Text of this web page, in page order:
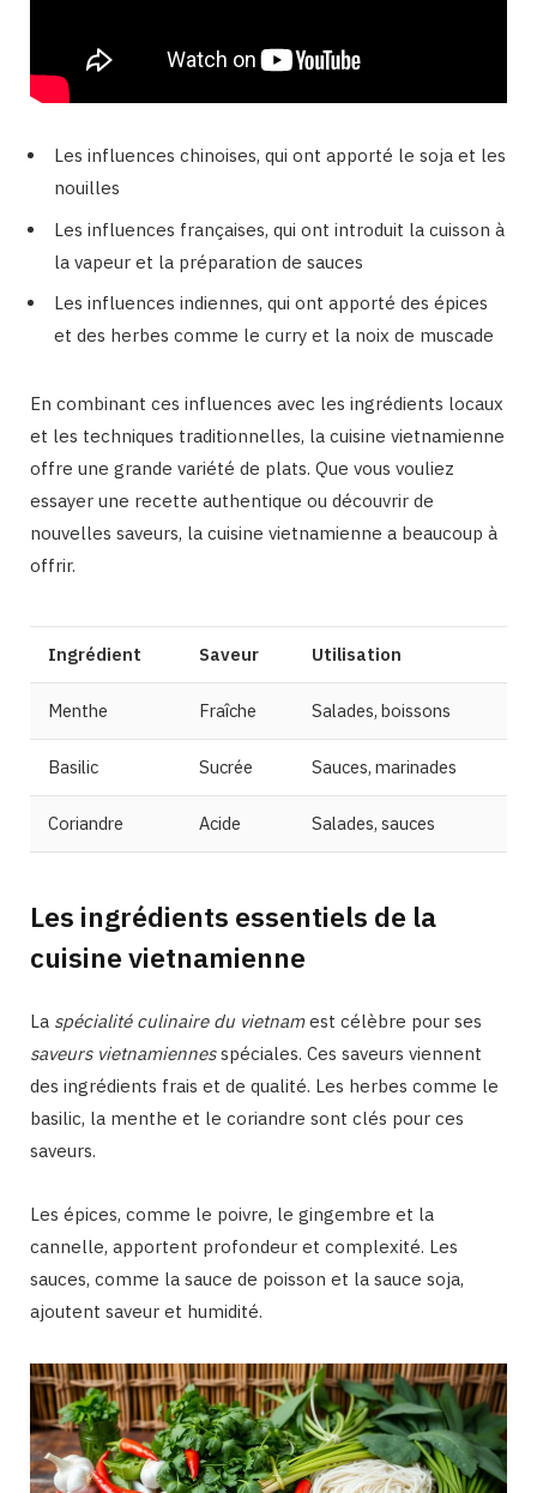
Les influences chinoises, qui ont apporté le soja et les
nouilles
Les influences françaises, qui ont introduit la cuisson à
la vapeur et la préparation de sauces
Les influences indiennes, qui ont apporté des épices
et des herbes comme le curry et la noix de muscade
En combinant ces influences avec les ingrédients locaux
et les techniques traditionnelles, la cuisine vietnamienne
offre une grande variété de plats. Que vous vouliez
essayer une recette authentique ou découvrir de
nouvelles saveurs, la cuisine vietnamienne a beaucoup à
offrir.
Ingrédient Saveur Utilisation
Menthe Fraîche Salades, boissons
Basilic Sucrée Sauces, marinades
Coriandre Acide Salades, sauces
Les ingrédients essentiels de la
cuisine vietnamienne
La spécialité culinaire du vietnamest célèbre pour ses
saveurs vietnamiennesspéciales. Ces saveurs viennent
des ingrédients frais et de qualité. Les herbes comme le
basilic, la menthe et le coriandre sont clés pour ces
saveurs.
Les épices, comme le poivre, le gingembre et la
cannelle, apportent profondeur et complexité. Les
sauces, comme la sauce de poisson et la sauce soja,
ajoutent saveur et humidité.